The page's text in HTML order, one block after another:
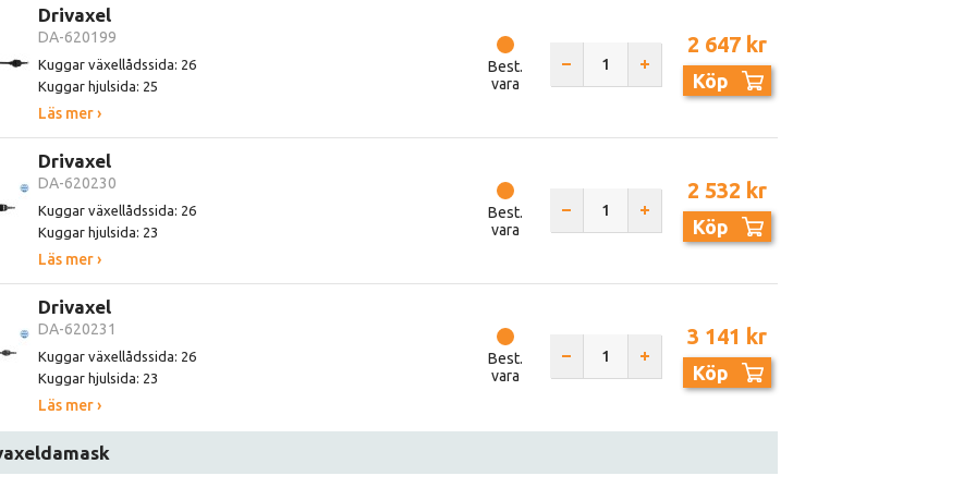
Drivaxel
DA-620199
Kuggar växellådssida: 26
Kuggar hjulsida: 25
Läs mer ›
Best.
vara
2 647 kr
Köp
Drivaxel
DA-620230
Kuggar växellådssida: 26
Kuggar hjulsida: 23
Läs mer ›
Best.
vara
2 532 kr
Köp
Drivaxel
DA-620231
Kuggar växellådssida: 26
Kuggar hjulsida: 23
Läs mer ›
Best.
vara
3 141 kr
Köp